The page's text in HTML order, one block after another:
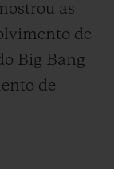
as
de
Big Bang
de
marcha de